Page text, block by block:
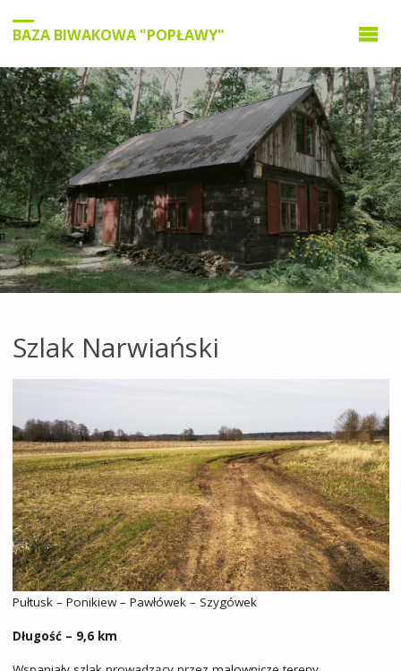
BAZA BIWAKOWA "POPŁAWY"
Szlak Narwiański
Pułtusk – Ponikiew – Pawłówek – Szygówek
Długość – 9,6 km